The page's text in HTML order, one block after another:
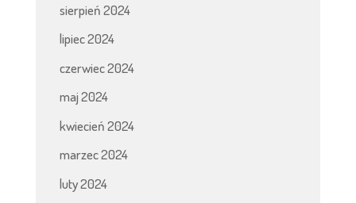
sierpień 2024
lipiec 2024
czerwiec 2024
maj 2024
kwiecień 2024
marzec 2024
luty 2024